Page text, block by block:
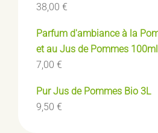
38,00 €
Parfum d'ambiance à la
et au Jus de Pommes 100ml
7,00 €
Pur Jus de Pommes Bio 3L
9,50 €